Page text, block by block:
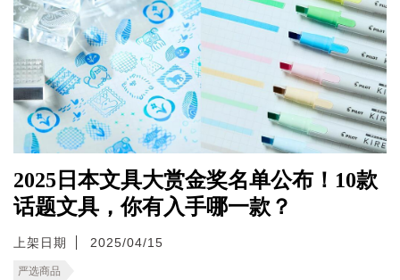
2025日本文具大赏金奖名单公布！10款
话题文具，你有入手哪一款？
上架日期 2025/04/15
严选商品